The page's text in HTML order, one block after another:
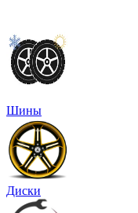
Шины
Диски